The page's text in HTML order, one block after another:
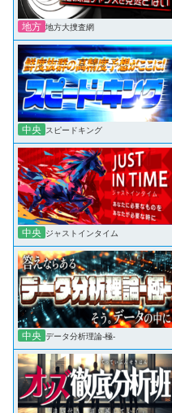
地方 地方大捜査網
中央 スピードキング
中央 ジャストインタイム
中央 データ分析理論-極-